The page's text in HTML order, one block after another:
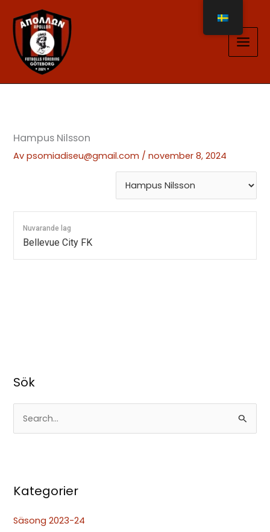
innehåll
Hampus Nilsson
Avpsomiadiseu@gmail.com /november 8, 2024
Nuvarande lag
Bellevue City FK
Sök
ö
f
e
Kategorier
Säsong 2023-24